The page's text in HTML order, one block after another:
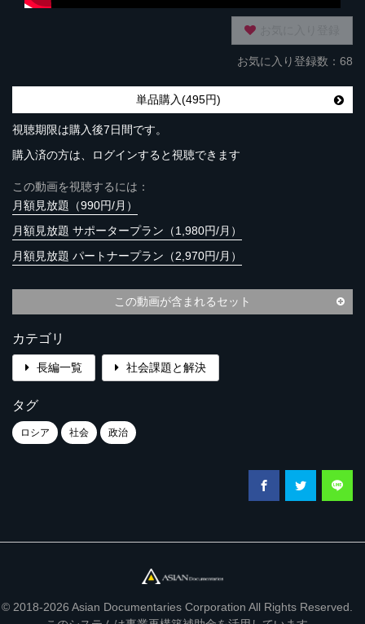
お気に入り登録数：68
単品購入(495円)
視聴期限は購入後7日間です。
購入済の方は、ログインすると視聴できます
この動画を視聴するには：
月額見放題（990円/月）
月額見放題 サポータープラン（1,980円/月）
月額見放題 パートナープラン（2,970円/月）
この動画が含まれるセット
カテゴリ
長編一覧 社会課題と解決
タグ
ロシア 社会 政治
© 2018-2026 Asian Documentaries Corporation All Rights Reserved.